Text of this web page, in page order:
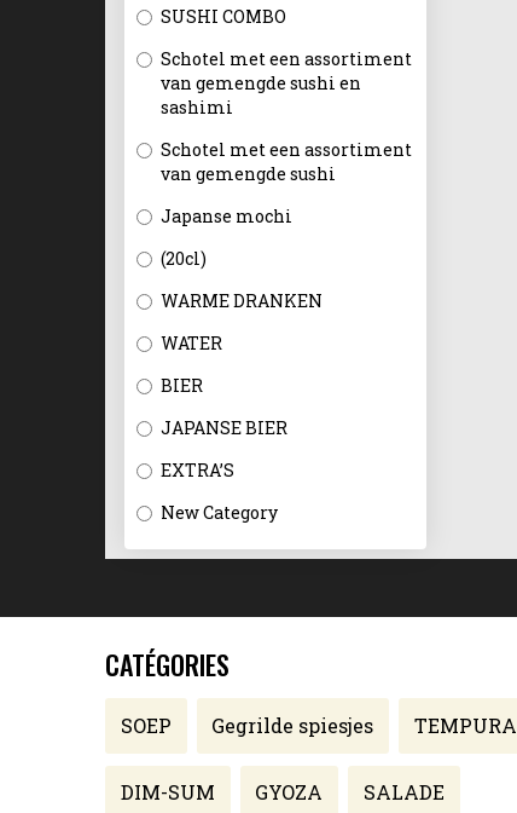
SUSHI COMBO
Schotel met een assortiment
van gemengde sushi en
sashimi
Schotel met een assortiment
van gemengde sushi
Japanse mochi
(20cl)
WARME DRANKEN
WATER
BIER
JAPANSE BIER
EXTRA’S
New Category
CATÉGORIES
SOEP Gegrilde spiesjes TEMPURA
DIM-SUM GYOZA SALADE